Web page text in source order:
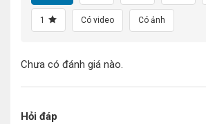
1 Có video Có ảnh
Chưa có đánh giá nào.
Hỏi đáp